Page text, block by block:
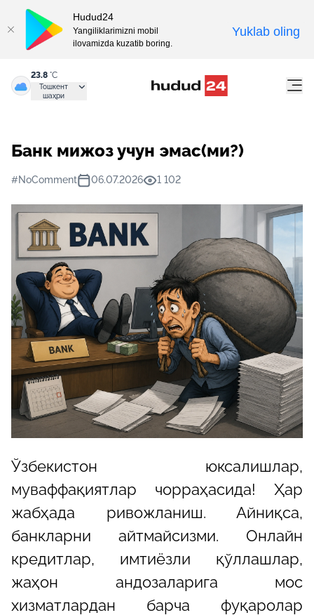
23.8 °C
Тошкент
шаҳри
Банк мижоз учун эмас(ми?)
#NoComment 06.07.2026 1 102
Ўзбекистон юксалишлар,
муваффақиятлар чорраҳасида! Ҳар
жабҳада ривожланиш. Айниқса,
банкларни айтмайсизми. Онлайн
кредитлар, имтиёзли қўллашлар,
жаҳон андозаларига мос
хизматлардан барча фуқаролар
Hudud24
Yangiliklarimizni mobil
ilovamizda kuzatib boring.
Yuklab oling